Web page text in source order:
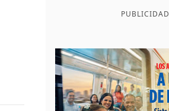
PUBLICIDAD